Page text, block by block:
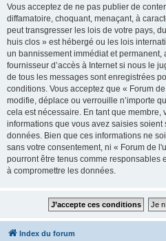
Vous acceptez de ne pas publier de
diffamatoire, choquant, menaçant, à
peut transgresser les lois de votre pays,
huis clos » est hébergé ou les lois
un bannissement immédiat et permanent,
fournisseur d’accès à Internet si nous le
de tous les messages sont enregistrées
conditions. Vous acceptez que « Forum
modifie, déplace ou verrouille n’importe
cela est nécessaire. En tant que membre,
informations que vous avez saisies soient
données. Bien que ces informations ne
sans votre consentement, ni « Forum de
pourront être tenus comme responsables
à compromettre les données.
Index du forum